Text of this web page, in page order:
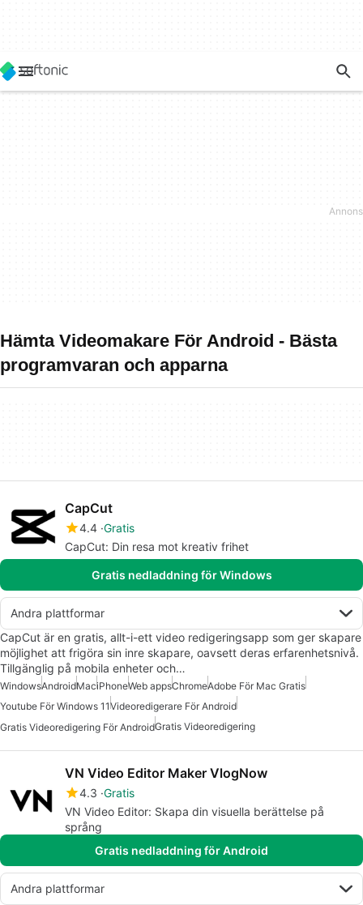
Hämta Videomakare För Android - Bästa
programvaran och apparna
CapCut
4.4 Gratis
CapCut: Din resa mot kreativ frihet
Gratis nedladdning för Windows
Andra plattformar
CapCut är en gratis, allt-i-ett video redigeringsapp som ger skapare
möjlighet att frigöra sin inre skapare, oavsett deras erfarenhetsnivå.
Tillgänglig på mobila enheter och…
WindowsAndroidMaciPhoneWeb appsChromeAdobe För Mac Gratis
Youtube För Windows 11Videoredigerare För Android
Gratis Videoredigering För AndroidGratis Videoredigering
VN Video Editor Maker VlogNow
4.3 Gratis
VN Video Editor: Skapa din visuella berättelse på
språng
Gratis nedladdning för Android
Andra plattformar